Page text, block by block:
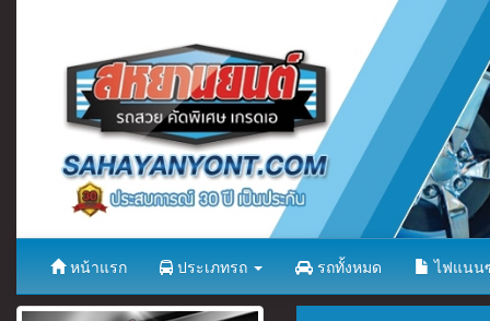
หน้าแรก ประเภทรถ รถทั้งหมด ไฟแนน